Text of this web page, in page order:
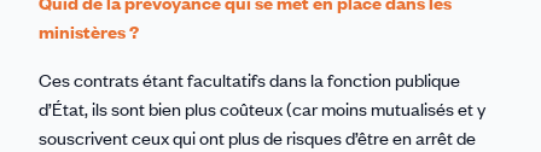
ministères ?
Ces contrats étant facultatifs dans la fonction publique
d’État, ils sont bien plus coûteux (car moins mutualisés et y
souscrivent ceux qui ont plus de risques d’être en arrêt de